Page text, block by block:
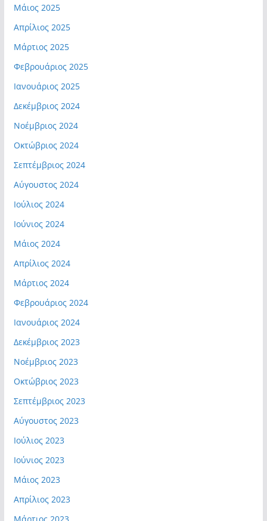
Μάιος 2025
Απρίλιος 2025
Μάρτιος 2025
Φεβρουάριος 2025
Ιανουάριος 2025
Δεκέμβριος 2024
Νοέμβριος 2024
Οκτώβριος 2024
Σεπτέμβριος 2024
Αύγουστος 2024
Ιούλιος 2024
Ιούνιος 2024
Μάιος 2024
Απρίλιος 2024
Μάρτιος 2024
Φεβρουάριος 2024
Ιανουάριος 2024
Δεκέμβριος 2023
Νοέμβριος 2023
Οκτώβριος 2023
Σεπτέμβριος 2023
Αύγουστος 2023
Ιούλιος 2023
Ιούνιος 2023
Μάιος 2023
Απρίλιος 2023